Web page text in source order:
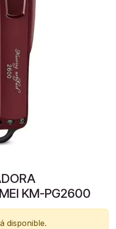
KM-PG2600
disponible.